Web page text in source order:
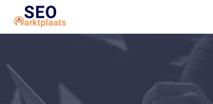
SEO tools reviews
Marketeer bij jou in de
Offerte